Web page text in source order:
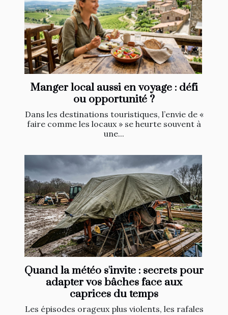
Manger local aussi en voyage : défi
ou opportunité ?
Dans les destinations touristiques, l’envie de «
faire comme les locaux » se heurte souvent à
une...
Quand la météo s'invite : secrets pour
adapter vos bâches face aux
caprices du temps
Les épisodes orageux plus violents, les rafales